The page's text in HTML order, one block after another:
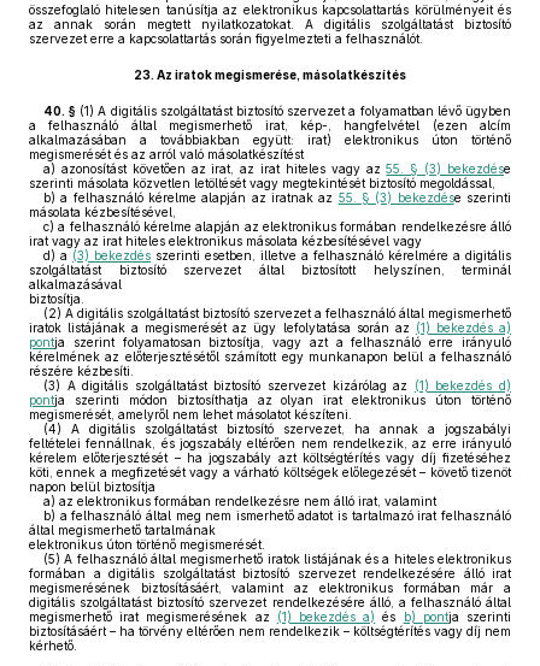
összefoglaló hitelesen tanúsítja az elektronikus kapcsolattartás körülményeit és
az annak során megtett nyilatkozatokat. A digitális szolgáltatást biztosító
szervezet erre a kapcsolattartás során figyelmezteti a felhasználót.
23. Az iratok megismerése, másolatkészítés
40. § (1) A digitális szolgáltatást biztosító szervezet a folyamatban lévő ügyben
a felhasználó által megismerhető irat, kép-, hangfelvétel (ezen alcím
alkalmazásában a továbbiakban együtt: irat) elektronikus úton történő
megismerését és az arról való másolatkészítést
a) azonosítást követően az irat, az irat hiteles vagy az55. § (3) bekezdése
szerinti másolata közvetlen letöltését vagy megtekintését biztosító megoldással,
b) a felhasználó kérelme alapján az iratnak az 55. § (3) bekezdése szerinti
másolata kézbesítésével,
c) a felhasználó kérelme alapján az elektronikus formában rendelkezésre álló
irat vagy az irat hiteles elektronikus másolata kézbesítésével vagy
d) a (3) bekezdés szerinti esetben, illetve a felhasználó kérelmére a digitális
szolgáltatást biztosító szervezet által biztosított helyszínen, terminál
alkalmazásával
biztosítja.
(2) A digitális szolgáltatást biztosító szervezet a felhasználó által megismerhető
iratok listájának a megismerését az ügy lefolytatása során az (1) bekezdés a)
pontja szerint folyamatosan biztosítja, vagy azt a felhasználó erre irányuló
kérelmének az előterjesztésétől számított egy munkanapon belül a felhasználó
részére kézbesíti.
(3) A digitális szolgáltatást biztosító szervezet kizárólag az (1) bekezdés d)
pontja szerinti módon biztosíthatja az olyan irat elektronikus úton történő
megismerését, amelyről nem lehet másolatot készíteni.
(4) A digitális szolgáltatást biztosító szervezet, ha annak a jogszabályi
feltételei fennállnak, és jogszabály eltérően nem rendelkezik, az erre irányuló
kérelem előterjesztését – ha jogszabály azt költségtérítés vagy díj fizetéséhez
köti, ennek a megfizetését vagy a várható költségek előlegezését – követő tizenöt
napon belül biztosítja
a) az elektronikus formában rendelkezésre nem álló irat, valamint
b) a felhasználó által meg nem ismerhető adatot is tartalmazó irat felhasználó
által megismerhető tartalmának
elektronikus úton történő megismerését.
(5) A felhasználó által megismerhető iratok listájának és a hiteles elektronikus
formában a digitális szolgáltatást biztosító szervezet rendelkezésére álló irat
megismerésének biztosításáért, valamint az elektronikus formában már a
digitális szolgáltatást biztosító szervezet rendelkezésére álló, a felhasználó által
megismerhető irat megismerésének az (1) bekezdés a) és b) pontja szerinti
biztosításáért – ha törvény eltérően nem rendelkezik – költségtérítés vagy díj nem
kérhető.